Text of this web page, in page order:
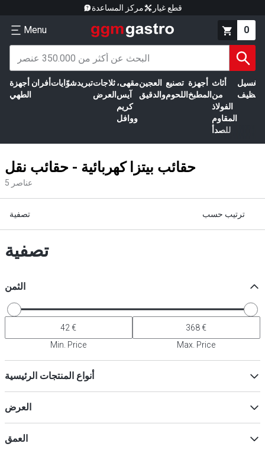
مركز المساعدة قطع غيار
Menu 0
أجهزة
الطهي
أفران شوّاياتتبريدثلاجات
العرض
مقهى،
آيس
كريم
ووافل
العجين
والدقيق
تصنيع
اللحوم
أجهزة
المطبخ
أثاث
من
الفولاذ
المقاوم
للصدأ
الغسيل
حقائب بيتزا كهربائية - حقائب نقل
5 عناصر
تصفية ترتيب حسب
تصفية
الثمن
Min. Price Max. Price
أنواع المنتجات الرئيسية
(
2
)
العرض
العمق